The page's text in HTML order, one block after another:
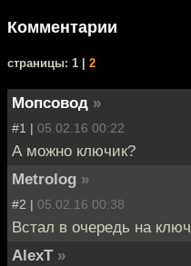
Комментарии
cтраницы: 1 | 2
Мопсовод »
#1 | 05.02.16 00:22
А можно ключик?
Metrolog »
#2 | 05.02.16 00:38
Встал в очередь на ключ
AlexT »